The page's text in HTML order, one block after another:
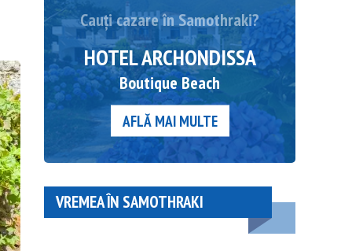
Cauți cazare în Samothraki?
HOTEL ARCHONDISSA
Boutique Beach
AFLĂ MAI MULTE
VREMEA ÎN SAMOTHRAKI